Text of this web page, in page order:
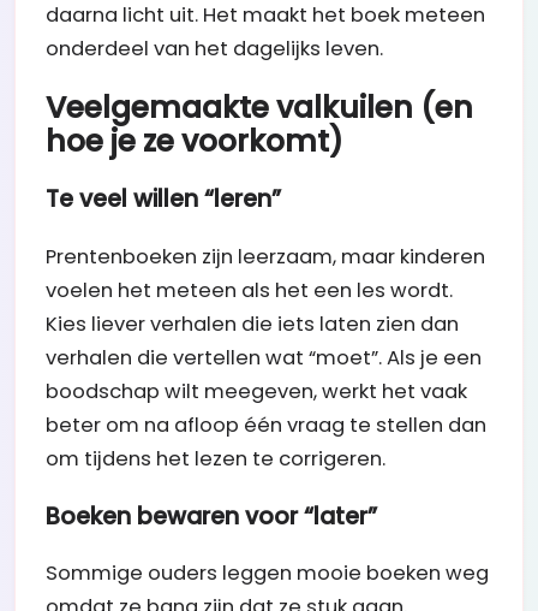
daarna licht uit. Het maakt het boek meteen
onderdeel van het dagelijks leven.
Veelgemaakte valkuilen (en
hoe je ze voorkomt)
Te veel willen “leren”
Prentenboeken zijn leerzaam, maar kinderen
voelen het meteen als het een les wordt.
Kies liever verhalen die iets laten zien dan
verhalen die vertellen wat “moet”. Als je een
boodschap wilt meegeven, werkt het vaak
beter om na afloop één vraag te stellen dan
om tijdens het lezen te corrigeren.
Boeken bewaren voor “later”
Sommige ouders leggen mooie boeken weg